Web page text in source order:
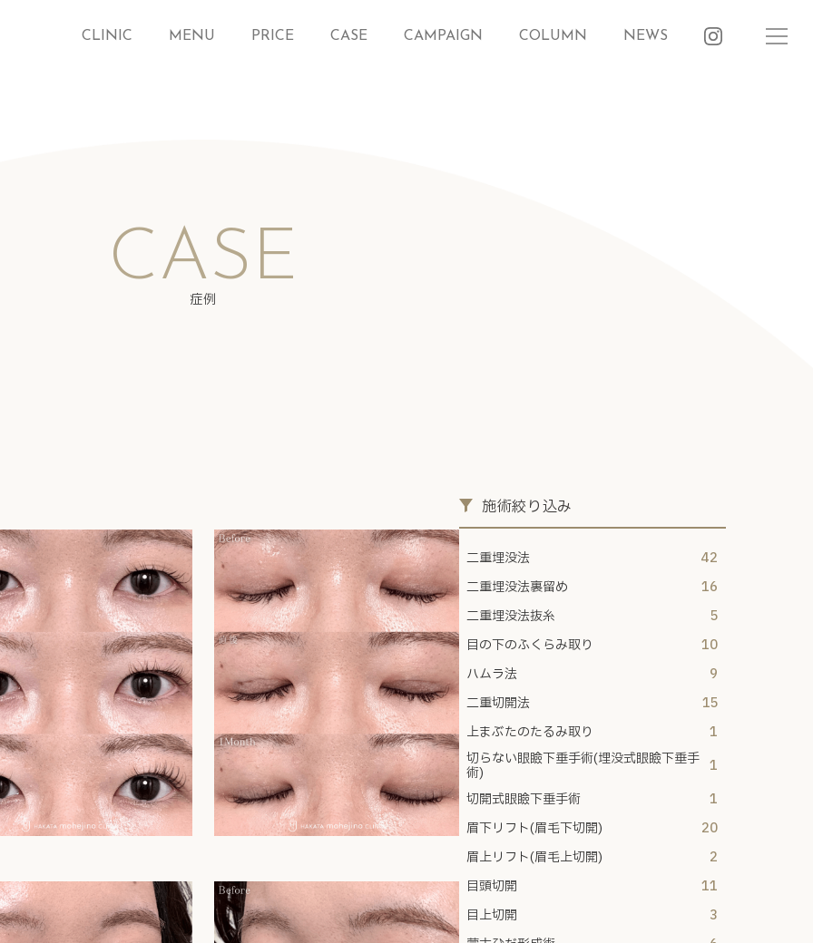
CLINIC MENU PRICE CASE CAMPAIGN COLUMN NEWS
CASE
症例
施術絞り込み
二重埋没法
42
二重埋没法裏留め
16
二重埋没法抜糸
5
目の下のふくらみ取り
10
ハムラ法
9
二重切開法
15
上まぶたのたるみ取り
1
切らない眼瞼下垂手術(埋没式眼瞼下垂手
術)
1
切開式眼瞼下垂手術
1
眉下リフト(眉毛下切開)
20
眉上リフト(眉毛上切開)
2
目頭切開
11
目上切開
3